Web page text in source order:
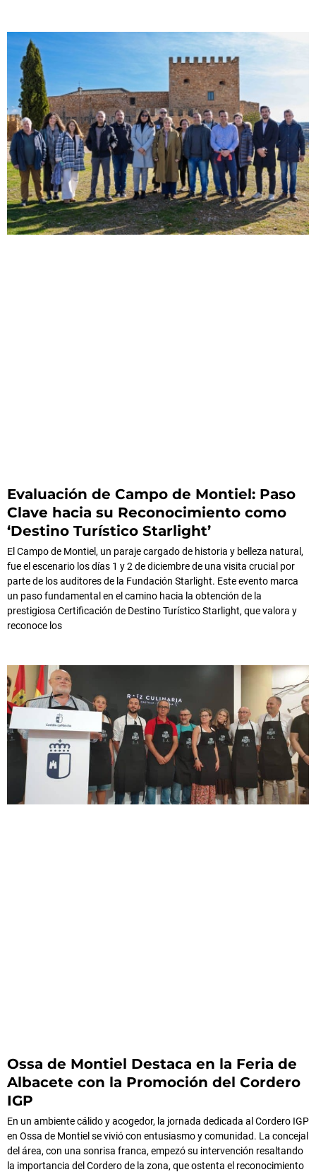
Evaluación de Campo de Montiel: Paso
Clave hacia su Reconocimiento como
‘Destino Turístico Starlight’
El Campo de Montiel, un paraje cargado de historia y belleza natural,
fue el escenario los días 1 y 2 de diciembre de una visita crucial por
parte de los auditores de la Fundación Starlight. Este evento marca
un paso fundamental en el camino hacia la obtención de la
prestigiosa Certificación de Destino Turístico Starlight, que valora y
reconoce los
Ossa de Montiel Destaca en la Feria de
Albacete con la Promoción del Cordero
IGP
En un ambiente cálido y acogedor, la jornada dedicada al Cordero IGP
en Ossa de Montiel se vivió con entusiasmo y comunidad. La concejal
del área, con una sonrisa franca, empezó su intervención resaltando
la importancia del Cordero de la zona, que ostenta el reconocimiento